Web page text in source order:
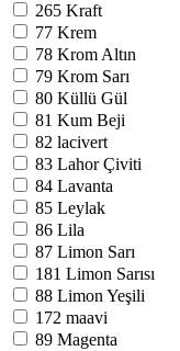
265 Kraft
77 Krem
78 Krom Altın
79 Krom Sarı
80 Küllü Gül
81 Kum Beji
82 lacivert
83 Lahor Çiviti
84 Lavanta
85 Leylak
86 Lila
87 Limon Sarı
181 Limon Sarısı
88 Limon Yeşili
172 maavi
89 Magenta